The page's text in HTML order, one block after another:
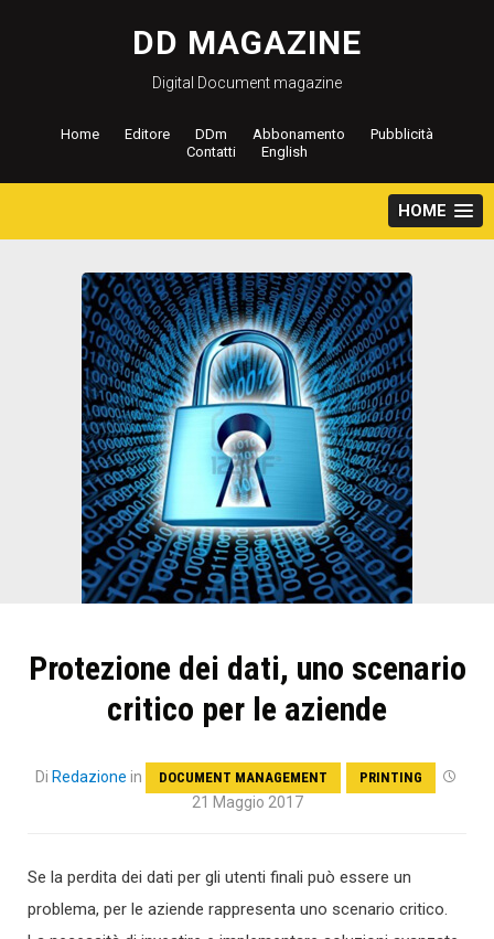
contenuto
DD MAGAZINE
Digital Document magazine
Home Editore DDm Abbonamento
Pubblicità
Contatti
English
HOME
Protezione dei dati, uno scenario
critico per le aziende
Di Redazione in DOCUMENT MANAGEMENT PRINTING
21 Maggio 2017
Se la perdita dei dati per gli utenti finali può essere un
problema, per le aziende rappresenta uno scenario critico.